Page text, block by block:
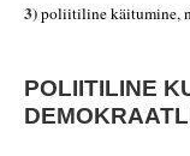
3)poliitiline käitumine,
POLIITILINE